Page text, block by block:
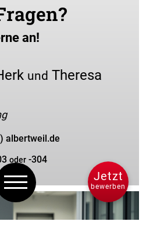
an!
und Theresa
albertweil.de
oder -304
Jetzt
bewerben